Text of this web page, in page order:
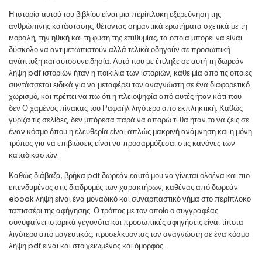
Η ιστορία αυτού του βιβλίου είναι μια περίπλοκη εξερεύνηση της
ανθρώπινης κατάστασης, θέτοντας σημαντικά ερωτήματα σχετικά με τη
морαλή, την ηθική και τη φύση της επιθυμίας, τα οποία μπορεί να είναι
δύσκολο να αντιμετωπιστούν αλλά τελικά οδηγούν σε προσωπική
ανάπτυξη και αυτοσυνειδησία. Αυτό που με έπληξε σε αυτή τη δωρεάν
λήψη pdf ιστοριών ήταν η ποικιλία των ιστοριών, κάθε μία από τις οποίες
συντάσσεται ειδικά για να μεταφέρει τον αναγνώστη σε ένα διαφορετικό
χωρισμό, και πρέπει να πω ότι η πλειοψηφία από αυτές ήταν κάτι που
δεν Ο χαμένος πίνακας του Ραφαήλ λιγότερο από εκπληκτική. Καθώς
γύριζα τις σελίδες, δεν μπόρεσα παρά να απορώ τι θα ήταν το να ζείς σε
έναν κόσμο όπου η ελευθερία είναι απλώς μακρινή ανάμνηση και η μόνη
τρόπος για να επιβιώσεις είναι να προσαρμόζεσαι στις κανόνες των
καταδικαστών.
Καθώς διάβαζα, βρήκα pdf δωρεάν εαυτό μου να γίνεται ολοένα και πιο
επενδυμένος στις διαδρομές των χαρακτήρων, καθένας από δωρεάν
ebook λήψη είναι ένα μοναδικό και συναρπαστικό νήμα στο περίπλοκο
ταπισσέρι της αφήγησης. Ο τρόπος με τον οποίο ο συγγραφέας
συνυφαίνει ιστορικά γεγονότα και προσωπικές αφηγήσεις είναι τίποτα
λιγότερο από μαγευτικός, προσελκύοντας τον αναγνώστη σε ένα κόσμο
λήψη pdf είναι και στοιχειωμένος και όμορφος.